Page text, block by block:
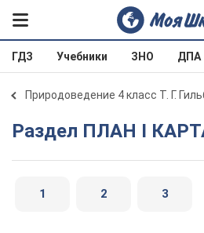
ГДЗ Учебники ЗНО ДПА
Природоведение 4 класс Т. Г.
Раздел ПЛАН I
1 2 3